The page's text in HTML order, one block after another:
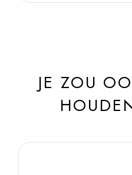
JE ZOU